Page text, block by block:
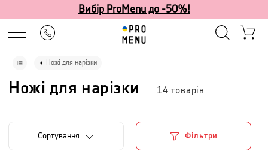
Вибір ProMenu до -50%!
Ножі для нарізки
Ножі для нарізки 14 товарів
Сортування Фільтри